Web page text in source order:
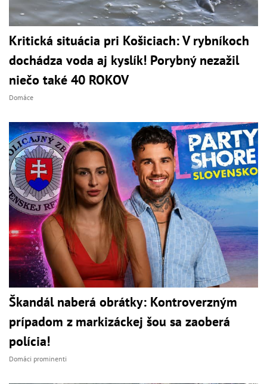
Kritická situácia pri Košiciach: V rybníkoch
dochádza voda aj kyslík! Porybný nezažil
niečo také 40 ROKOV
Domáce
Škandál naberá obrátky: Kontroverzným
prípadom z markizáckej šou sa zaoberá
polícia!
Domáci prominenti